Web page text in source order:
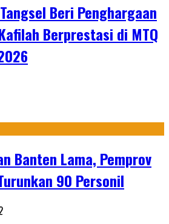
Beri Penghargaan
Berprestasi di MTQ
Banten Lama, Pemprov
90 Personil